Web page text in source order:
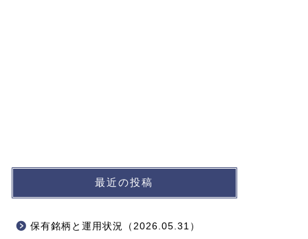
最近の投稿
保有銘柄と運用状況（2026.05.31）